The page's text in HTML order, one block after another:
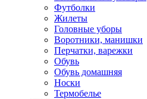
Футболки
Жилеты
Головные уборы
Воротники, манишки
Перчатки, варежки
Обувь
Обувь домашняя
Носки
Термобелье